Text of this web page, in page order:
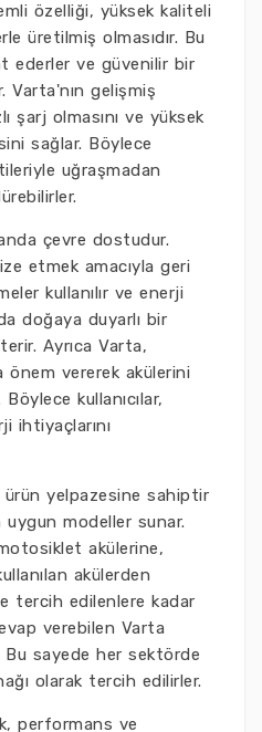
özelliği, yüksek kaliteli
üretilmiş olmasıdır. Bu
ederler ve güvenilir bir
Varta'nın gelişmiş
şarj olmasını ve yüksek
sağlar. Böylece
uğraşmadan
çevre dostudur.
etmek amacıyla geri
kullanılır ve enerji
doğaya duyarlı bir
Ayrıca Varta,
önem vererek akülerini
kullanıcılar,
ihtiyaçlarını
yelpazesine sahiptir
modeller sunar.
akülerine,
akülerden
tercih edilenlere kadar
verebilen Varta
Bu sayede her sektörde
olarak tercih edilirler.
performans ve